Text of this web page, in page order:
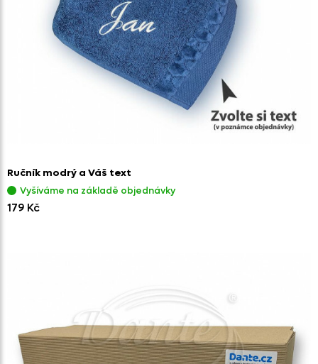
Ručník modrý a Váš text
Vyšíváme na základě objednávky
179 Kč